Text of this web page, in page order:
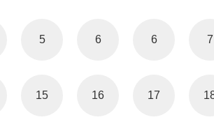
5 6 6 7
15 16 17